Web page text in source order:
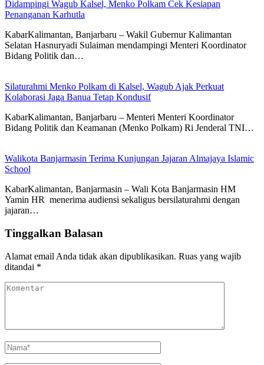
Didampingi Wagub Kalsel, Menko Polkam Cek Kesiapan
Penanganan Karhutla
KabarKalimantan, Banjarbaru – Wakil Gubernur Kalimantan
Selatan Hasnuryadi Sulaiman mendampingi Menteri Koordinator
Bidang Politik dan…
Silaturahmi Menko Polkam di Kalsel, Wagub Ajak Perkuat
Kolaborasi Jaga Banua Tetap Kondusif
KabarKalimantan, Banjarbaru – Menteri Menteri Koordinator
Bidang Politik dan Keamanan (Menko Polkam) Ri Jenderal TNI…
Walikota Banjarmasin Terima Kunjungan Jajaran Almajaya Islamic
School
KabarKalimantan, Banjarmasin – Wali Kota Banjarmasin HM
Yamin HR menerima audiensi sekaligus bersilaturahmi dengan
jajaran…
Tinggalkan Balasan
Alamat email Anda tidak akan dipublikasikan. Ruas yang wajib
ditandai *